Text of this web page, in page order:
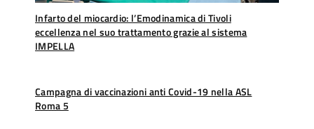
Infarto del miocardio: l’Emodinamica di Tivoli
eccellenza nel suo trattamento grazie al sistema
IMPELLA
Campagna di vaccinazioni anti Covid-19 nella ASL
Roma 5